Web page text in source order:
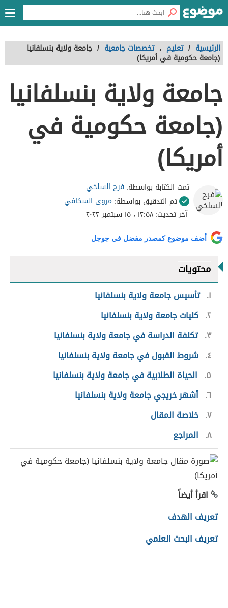
الرئيسية / تعليم ، تخصصات جامعية / جامعة ولاية بنسلفانيا
(جامعة حكومية في أمريكا)
جامعة ولاية بنسلفانيا
(جامعة حكومية في
أمريكا)
تمت الكتابة بواسطة: فرح السلخي
تم التدقيق بواسطة: مروى السكافي
آخر تحديث:١٢:٥٨ ، ١٥ سبتمبر ٢٠٢٢
أضف موضوع كمصدر مفضل في جوجل
محتويات
١ تأسيس جامعة ولاية بنسلفانيا
٢ كليات جامعة ولاية بنسلفانيا
٣ تكلفة الدراسة في جامعة ولاية بنسلفانيا
٤ شروط القبول في جامعة ولاية بنسلفانيا
٥
الحياة الطلابية في جامعة ولاية بنسلفانيا
٦ أشهر خريجي جامعة ولاية بنسلفانيا
٧ خلاصة المقال
٨ المراجع
اقرأ أيضاً
تعريف الهدف
تعريف البحث العلمي